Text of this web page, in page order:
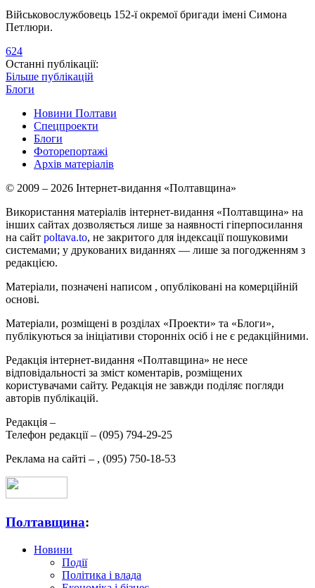
Військовослужбовець 152-ї окремої бригади імені Симона
Петлюри.
624
Останні публікації:
Більше публікацій
Блоги
Новини Полтави
Спецпроекти
Блоги
Фоторепортажі
Архів матеріалів
© 2009 – 2026 Інтернет-видання «Полтавщина»
Використання матеріалів інтернет-видання «Полтавщина» на
інших сайтах дозволяється лише за наявності гіперпосилання
на сайт poltava.to, не закритого для індексації пошуковими
системами; у друкованих виданнях — лише за погодженням з
редакцією.
Матеріали, позначені написом , опубліковані на комерційній
основі.
Матеріали, розміщені в розділах «Проекти» та «Блоги»,
публікуються за ініціативи сторонніх осіб і не є редакційними.
Редакція інтернет-видання «Полтавщина» не несе
відповідальності за зміст коментарів, розміщених
користувачами сайту. Редакція не завжди поділяє погляди
авторів публікацій.
Редакція –
Телефон редакції – (095) 794-29-25
Реклама на сайті – , (095) 750-18-53
Полтавщина:
Новини
Події
Політика і влада